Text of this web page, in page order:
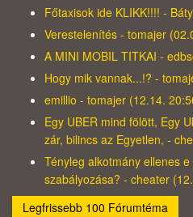
Főtaxisok ide KLIKK!!!! -
Verestelenítés - tomajer
A MINI MOBIL TITKAI -
Hogy mik vannak...!? -
emillio - tomajer (12.14.
Egy UBER mind fölött, Egy
zár, bilincs az Egyetlen, -
Tényleg alkotmány ellenes
szabályozása? - cheater
Legfrissebb 100 Fórumtéma